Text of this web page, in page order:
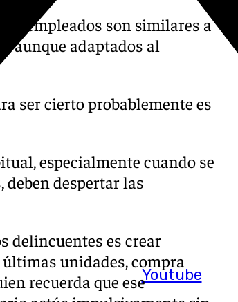
Youtube
empleados son similares a
aunque adaptados al
ser cierto probablemente es
especialmente cuando se
deben despertar las
delincuentes es crear
últimas unidades, compra
recuerda que ese